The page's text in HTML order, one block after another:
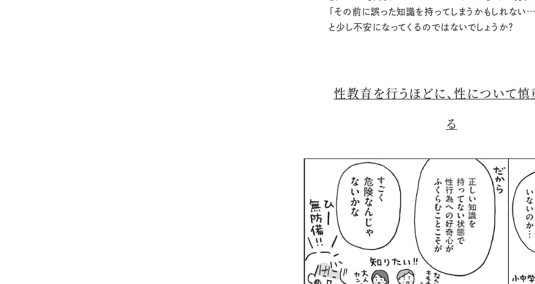
「その前に誤った知識を持ってしまうかもしれない…
と少し不安になってくるのではないでしょうか？
性教育を行うほどに、性について
る